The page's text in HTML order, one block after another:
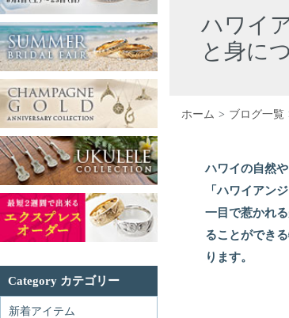
Category カテゴリー
新着アイテム
ハワイ
と身に
ホーム ブログ一覧
ハワイの自然
「ハワイアン
一目で惹かれ
ることができ
ります。